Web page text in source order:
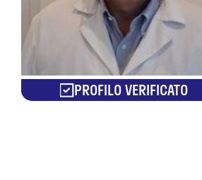
PROFILO VERIFICATO